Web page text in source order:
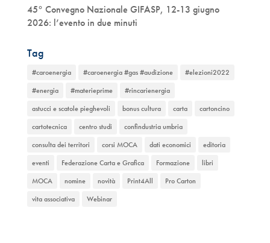
45° Convegno Nazionale GIFASP, 12-13 giugno
2026: l’evento in due minuti
Tag
#caroenergia #caroenergia #gas #audizione
#elezioni2022
#energia
#materieprime
#rincarienergia
astucci e scatole pieghevoli
bonus cultura carta
cartoncino
cartotecnica
centro studi
confindustria umbria
consulta dei territori
corsi MOCA dati economici
editoria
eventi
Federazione Carta e Grafica Formazione
libri
MOCA
nomine novità Print4All
Pro Carton
vita associativa
Webinar